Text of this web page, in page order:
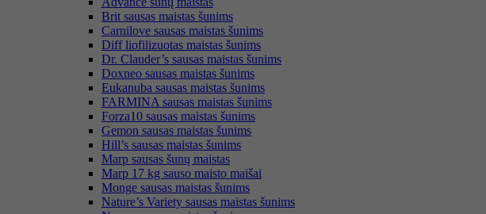
Brit sausas maistas šunims
Carnilove sausas maistas šunims
Diff liofilizuotas maistas šunims
Dr. Clauder’s sausas maistas šunims
Doxneo sausas maistas šunims
Eukanuba sausas maistas šunims
FARMINA sausas maistas šunims
Forza10 sausas maistas šunims
Gemon sausas maistas šunims
Hill’s sausas maistas šunims
Marp sausas šunų maistas
Marp 17 kg sauso maisto maišai
Monge sausas maistas šunims
Nature’s Variety sausas maistas šunims